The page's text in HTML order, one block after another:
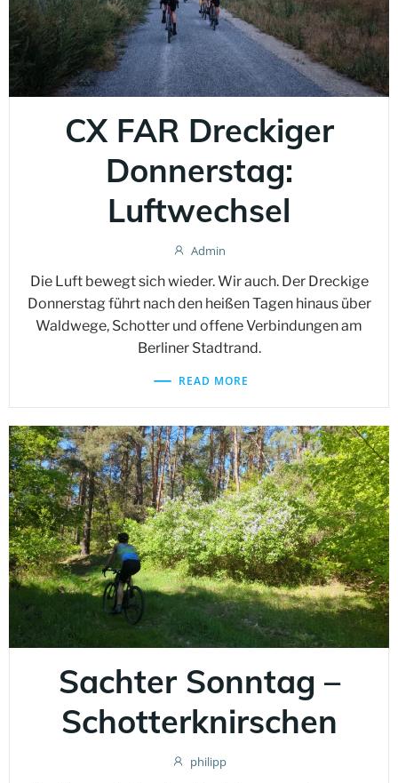
CX FAR Dreckiger
Donnerstag:
Luftwechsel
Admin
Die Luft bewegt sich wieder. Wir auch. Der Dreckige
Donnerstag führt nach den heißen Tagen hinaus über
Waldwege, Schotter und offene Verbindungen am
Berliner Stadtrand.
READ MORE
Sachter Sonntag –
Schotterknirschen
philipp